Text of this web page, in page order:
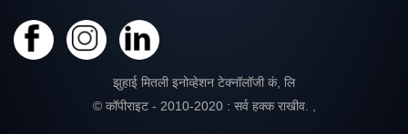
झुहाई मितली इनोव्हेशन टेक्नॉलॉजी कं, लि
© कॉपीराइट - 2010-2020 : सर्व हक्क राखीव.